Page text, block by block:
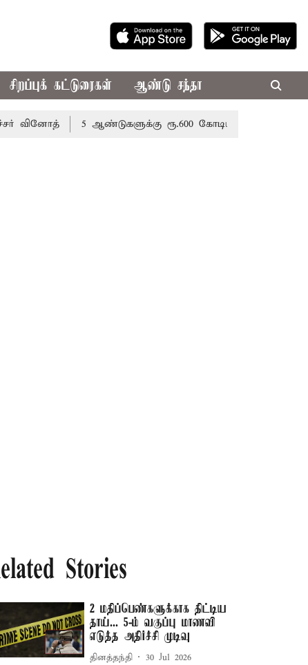
சிறப்புக் கட்டுரைகள் ஆண்டு சந்தா
5 ஆண்டுகளுக்கு ரூ.600 கோடியில் மண்வள பாதுகாப்பு
Stories
2 மதிப்பெண்களுக்காக திட்டிய
தாய்... 5-ம் வகுப்பு மாணவி
எடுத்த அதிர்ச்சி முடிவு
தினத்தந்தி 30 Jul 2026